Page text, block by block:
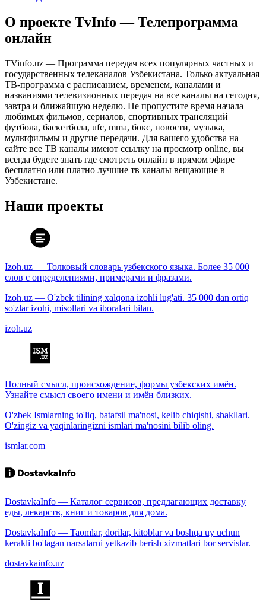
О проекте TvInfo — Телепрограмма
онлайн
TVinfo.uz — Программа передач всех популярных частных и
государственных телеканалов Узбекистана. Только актуальная
ТВ-программа с расписанием, временем, каналами и
названиями телевизионных передач на все каналы на сегодня,
завтра и ближайшую неделю. Не пропустите время начала
любимых фильмов, сериалов, спортивных трансляций
футбола, баскетбола, ufc, mma, бокс, новости, музыка,
мультфильмы и другие передачи. Для вашего удобства на
сайте все ТВ каналы имеют ссылку на просмотр online, вы
всегда будете знать где смотреть онлайн в прямом эфире
бесплатно или платно лучшие тв каналы вещающие в
Узбекистане.
Наши проекты
Izoh.uz — Толковый словарь узбекского языка. Более 35 000
слов с определениями, примерами и фразами.
Izoh.uz — O'zbek tilining xalqona izohli lug'ati. 35 000 dan ortiq
so'zlar izohi, misollari va iboralari bilan.
izoh.uz
Полный смысл, происхождение, формы узбекских имён.
Узнайте смысл своего имени и имён близких.
O'zbek Ismlarning to'liq, batafsil ma'nosi, kelib chiqishi, shakllari.
O'zingiz va yaqinlaringizni ismlari ma'nosini bilib oling.
ismlar.com
DostavkaInfo — Каталог сервисов, предлагающих доставку
еды, лекарств, книг и товаров для дома.
DostavkaInfo — Taomlar, dorilar, kitoblar va boshqa uy uchun
kerakli bo'lagan narsalarni yetkazib berish xizmatlari bor servislar.
dostavkainfo.uz